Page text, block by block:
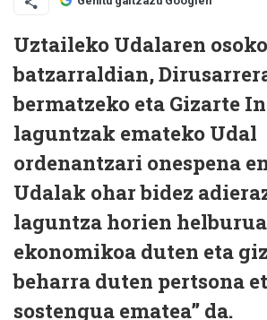
Uztaileko Udalaren osoko
batzarraldian,
bermatzeko eta Gizarte
laguntzak emateko Udal
ordenantzari onespena
Udalak ohar bidez
laguntza horien
ekonomikoa duten eta
beharra duten pertsona
sostengua ematea” da.